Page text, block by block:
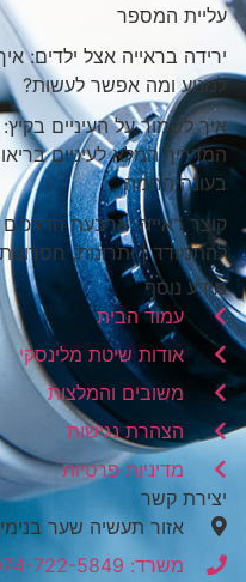
עליית המספר
ירידה בראייה אצל ילדים:
למנוע ומה אפשר לעשות?
איך לשמור על העיניים בקיץ:
המדריך המלא לעיניים
בעונה החמה
קוצר ראייה: ארבעת הדרכים
להתמודד | יתרונות, חסרונות
מידע נוסף
עמוד הבית
אודות שיטת מלינסקי
משובים והמלצות
הצהרת נגישות
מדיניות פרטיות
יצירת קשר
אזור תעשיה שער
משרד: 074-722-5849